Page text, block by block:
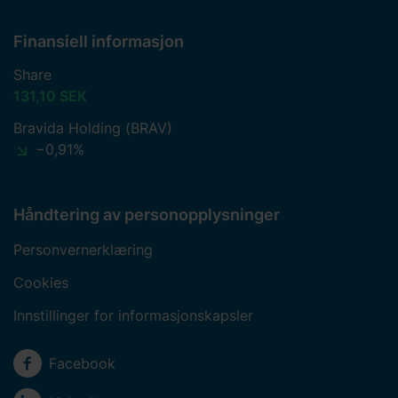
Finansiell informasjon
Share
131,10 SEK
Bravida Holding (BRAV)
−0,91%
Håndtering av personopplysninger
Personvernerklæring
Cookies
Innstillinger for informasjonskapsler
Sosiale medier
Facebook